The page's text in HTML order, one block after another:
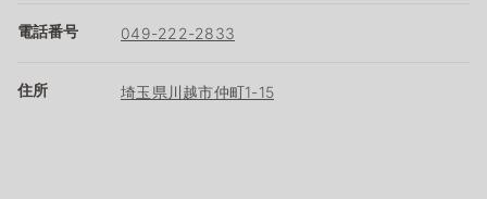
電話番号 049-222-2833
住所 埼玉県川越市仲町1-15